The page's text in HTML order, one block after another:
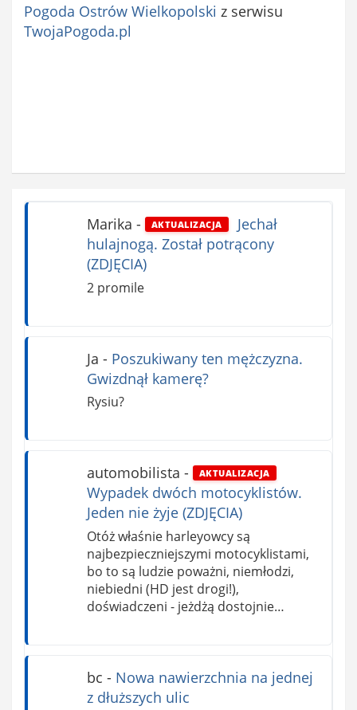
Pogoda Ostrów Wielkopolski z serwisu
TwojaPogoda.pl
Marika - AKTUALIZACJA
Jechał
hulajnogą. Został potrącony
(ZDJĘCIA)
2 promile
Ja - Poszukiwany ten mężczyzna.
Gwizdnął kamerę?
Rysiu?
automobilista - AKTUALIZACJA
Wypadek dwóch motocyklistów.
Jeden nie żyje (ZDJĘCIA)
Otóż właśnie harleyowcy są
najbezpieczniejszymi motocyklistami,
bo to są ludzie poważni, niemłodzi,
niebiedni (HD jest drogi!),
doświadczeni - jeżdżą dostojnie…
bc - Nowa nawierzchnia na jednej
z dłuższych ulic